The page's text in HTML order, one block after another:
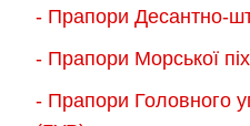
товару
- Прапори Десантно-
- Прапори Морської
- Прапори Головного